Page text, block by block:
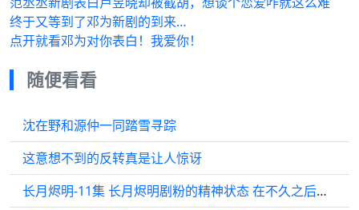
终于又等到了邓为新剧的到来…
点开就看邓为对你表白！我爱你！
随便看看
沈在野和源仲一同踏雪寻踪
这意想不到的反转真是让人惊讶
长月烬明-11集 长月烬明剧粉的精神状态 在不久之后的一场梦中…